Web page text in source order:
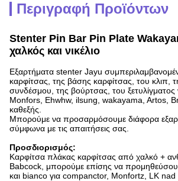
Περιγραφή Προϊόντων
Stenter Pin Bar Pin Plate
χαλκός και νικέλιο
Εξαρτήματα stenter Jayu
καρφίτσας, της βάσης καρφίτσας, του κλιπ,
συνδέσμου, της βούρτσας, του
Monfors, Ehwhw, ilsung, wakayama, Artos,
καθεξής.
Μπορούμε να προσαρμόσουμε διάφορα
σύμφωνα με τις απαιτήσεις σας.
Προσδιορισμός:
Καρφίτσα πλάκας καρφίτσας από χαλκό +
Babcock, μπορούμε επίσης να
και bianco για companctor, Monfortz, LK nad